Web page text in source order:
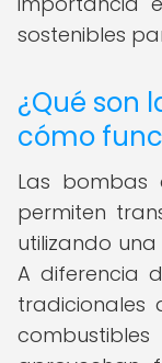
sostenibles
¿Qué son
cómo
Las bombas
permiten
utilizando
A diferencia